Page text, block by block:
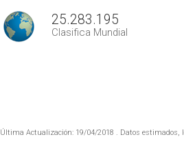
25.283.195
Clasifica Mundial
Última Actualización: 19/04/2018 . Datos estimados,